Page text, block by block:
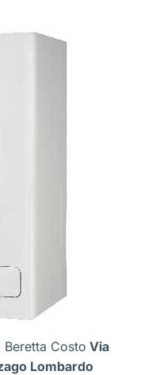
Beretta Costo Via
Lombardo